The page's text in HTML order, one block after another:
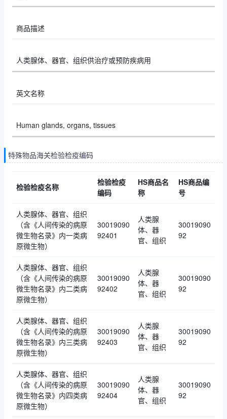
商品描述
人类腺体、器官、组织供治疗或预防疾病用
英文名称
Human glands, organs, tissues
特殊物品海关检验检疫编码
检验检疫名称
检验检疫
编码
HS商品名
称
HS商品编
号
人类腺体、器官、组织
（含《人间传染的病原
微生物名录》内一类病
原微生物）
30019090
92401
人类腺
体、器
官、组织
30019090
92
人类腺体、器官、组织
（含《人间传染的病原
微生物名录》内二类病
原微生物）
30019090
92402
人类腺
体、器
官、组织
30019090
92
人类腺体、器官、组织
（含《人间传染的病原
微生物名录》内三类病
原微生物）
30019090
92403
人类腺
体、器
官、组织
30019090
92
人类腺体、器官、组织
（含《人间传染的病原
微生物名录》内四类病
原微生物）
30019090
92404
人类腺
体、器
官、组织
30019090
92